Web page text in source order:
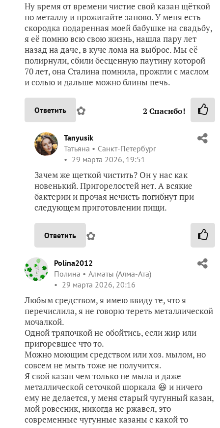
Ну время от времени чистие свой казан щёткой
по металлу и прожигайте заново. У меня есть
скородка подаренная моей бабушке на свадьбу,
я её помню всю свою жизнь, нашла пару лет
назад на даче, в куче лома на выброс. Мы её
полирнули, сбили бесценную паутину которой
70 лет, она Сталина помнила, прожгли с маслом
и солью и дальше можно блины печь.
Ответить ✿ 2 Спасибо!
Tanyusik
Татьяна
Санкт-Петербург
29 марта 2026, 19:51
Зачем же щеткой чистить? Он у нас как
новенький. Пригорелостей нет. А всякие
бактерии и прочая нечисть погибнут при
следующем приготовлении пищи.
Ответить ✿
Polina2012
Полина
Алматы (Алма-Ата)
29 марта 2026, 20:16
Любым средством, я имею ввиду те, что я
перечислила, я не говорю тереть металлической
мочалкой.
Одной тряпочкой не обойтись, если жир или
пригоревшее что то.
Можно моющим средством или хоз. мылом, но
совсем не мыть тоже не получится.
Я свой казан чем только не мыла и даже
металлической сеточкой шоркала 😆 и ничего
ему не делается, у меня старый чугунный казан,
мой ровесник, никогда не ржавел, это
современные чугунные казаны с какой то